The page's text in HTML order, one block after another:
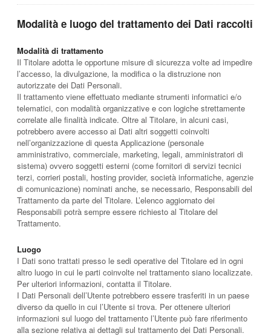
Modalità e luogo del trattamento dei Dati raccolti
Modalità di trattamento
Il Titolare adotta le opportune misure di sicurezza volte ad impedire
l’accesso, la divulgazione, la modifica o la distruzione non
autorizzate dei Dati Personali.
Il trattamento viene effettuato mediante strumenti informatici e/o
telematici, con modalità organizzative e con logiche strettamente
correlate alle finalità indicate. Oltre al Titolare, in alcuni casi,
potrebbero avere accesso ai Dati altri soggetti coinvolti
nell’organizzazione di questa Applicazione (personale
amministrativo, commerciale, marketing, legali, amministratori di
sistema) ovvero soggetti esterni (come fornitori di servizi tecnici
terzi, corrieri postali, hosting provider, società informatiche, agenzie
di comunicazione) nominati anche, se necessario, Responsabili del
Trattamento da parte del Titolare. L’elenco aggiornato dei
Responsabili potrà sempre essere richiesto al Titolare del
Trattamento.
Luogo
I Dati sono trattati presso le sedi operative del Titolare ed in ogni
altro luogo in cui le parti coinvolte nel trattamento siano localizzate.
Per ulteriori informazioni, contatta il Titolare.
I Dati Personali dell’Utente potrebbero essere trasferiti in un paese
diverso da quello in cui l’Utente si trova. Per ottenere ulteriori
informazioni sul luogo del trattamento l’Utente può fare riferimento
alla sezione relativa ai dettagli sul trattamento dei Dati Personali.